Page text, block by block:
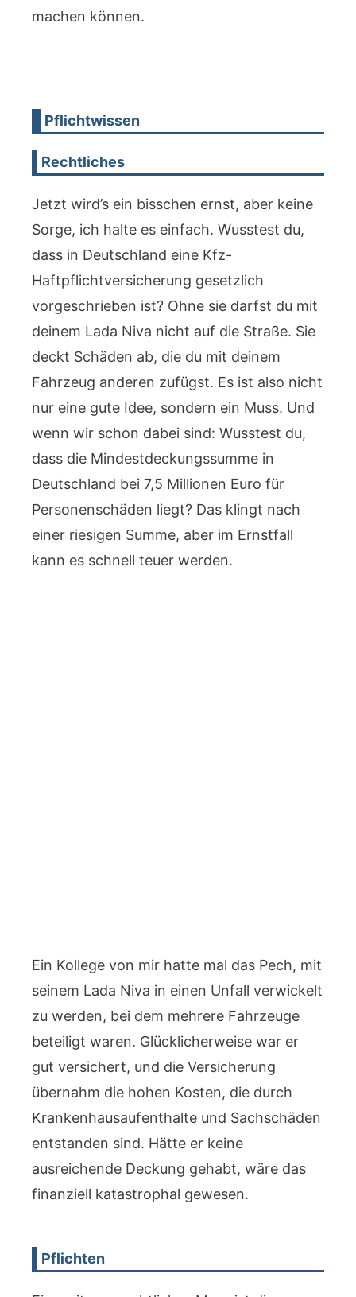
machen können.
Pflichtwissen
Rechtliches
Jetzt wird’s ein bisschen ernst, aber keine
Sorge, ich halte es einfach. Wusstest du,
dass in Deutschland eine Kfz-
Haftpflichtversicherung gesetzlich
vorgeschrieben ist? Ohne sie darfst du mit
deinem Lada Niva nicht auf die Straße. Sie
deckt Schäden ab, die du mit deinem
Fahrzeug anderen zufügst. Es ist also nicht
nur eine gute Idee, sondern ein Muss. Und
wenn wir schon dabei sind: Wusstest du,
dass die Mindestdeckungssumme in
Deutschland bei 7,5 Millionen Euro für
Personenschäden liegt? Das klingt nach
einer riesigen Summe, aber im Ernstfall
kann es schnell teuer werden.
Ein Kollege von mir hatte mal das Pech, mit
seinem Lada Niva in einen Unfall verwickelt
zu werden, bei dem mehrere Fahrzeuge
beteiligt waren. Glücklicherweise war er
gut versichert, und die Versicherung
übernahm die hohen Kosten, die durch
Krankenhausaufenthalte und Sachschäden
entstanden sind. Hätte er keine
ausreichende Deckung gehabt, wäre das
finanziell katastrophal gewesen.
Pflichten